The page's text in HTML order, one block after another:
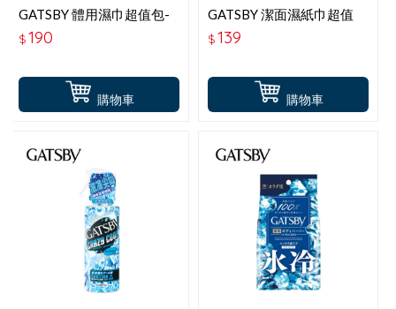
購物車
GATSBY 體用濕巾超值包-
冰涼蜜桃(30枚-包) G-
45977
$190
購物車
GATSBY 潔面濕紙巾超值
包-冰爽型(42枚-包) G-
17255
$139